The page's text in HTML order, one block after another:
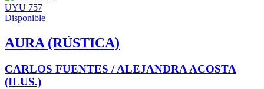
UYU 757
Disponible
AURA (RÚSTICA)
CARLOS FUENTES / ALEJANDRA ACOSTA
(ILUS.)